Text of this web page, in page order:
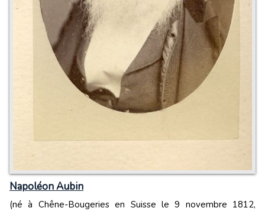
Napoléon Aubin
(né à Chêne-Bougeries en Suisse le 9 novembre 1812,